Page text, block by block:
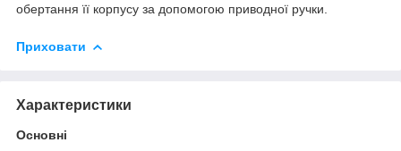
обертання її корпусу за допомогою приводної ручки.
Приховати
Характеристики
Основні